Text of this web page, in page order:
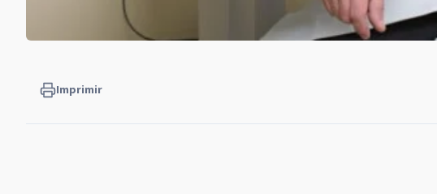
Imprimir